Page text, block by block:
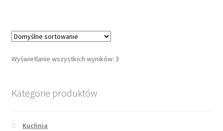
Wyświetlanie wszystkich wyników: 3
Kategorie produktów
Kuchnia